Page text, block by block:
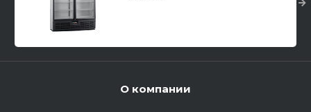
О компании